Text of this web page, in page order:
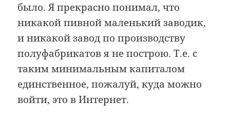
было. Я прекрасно понимал, что
никакой пивной маленький заводик,
и никакой завод по производству
полуфабрикатов я не построю. Т.е. с
таким минимальным капиталом
единственное, пожалуй, куда можно
войти, это в Интернет.